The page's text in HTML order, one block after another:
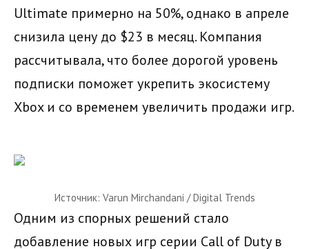
Ultimate примерно на 50%, однако в апреле
снизила цену до $23 в месяц. Компания
рассчитывала, что более дорогой уровень
подписки поможет укрепить экосистему
Xbox и со временем увеличить продажи игр.
Источник: Varun Mirchandani / Digital Trends
Одним из спорных решений стало
добавление новых игр серии Call of Duty в